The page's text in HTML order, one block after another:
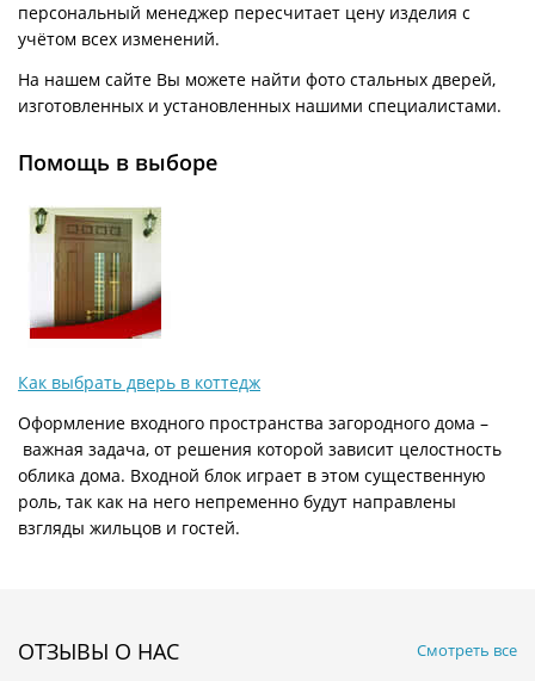
персональный менеджер пересчитает цену изделия с
учётом всех изменений.
На нашем сайте Вы можете найти фото стальных дверей,
изготовленных и установленных нашими специалистами.
Помощь в выборе
Как выбрать дверь в коттедж
Оформление входного пространства загородного дома –
важная задача, от решения которой зависит целостность
облика дома. Входной блок играет в этом существенную
роль, так как на него непременно будут направлены
взгляды жильцов и гостей.
ОТЗЫВЫ О НАС Смотреть все